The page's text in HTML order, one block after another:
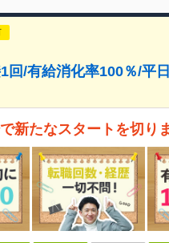
回/有給消化率100％/平
新たなスタートを切り